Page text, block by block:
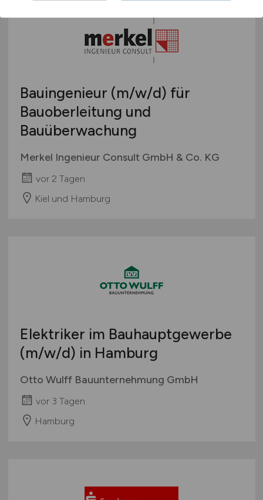
Bauingenieur (m/w/d) für
Bauoberleitung und
Bauüberwachung
Merkel Ingenieur Consult GmbH & Co. KG
vor 2 Tagen
Kiel und Hamburg
Elektriker im Bauhauptgewerbe
(m/w/d) in Hamburg
Otto Wulff Bauunternehmung GmbH
vor 3 Tagen
Hamburg